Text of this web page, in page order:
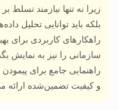
زیرا نه تنها نیازمند تسلط
بلکه باید توانایی تحلیل
راهکارهای کاربردی برای
سازمانی را نیز به نمایش
راهنمایی جامع برای
و کیفیت تضمین‌شده ارائه